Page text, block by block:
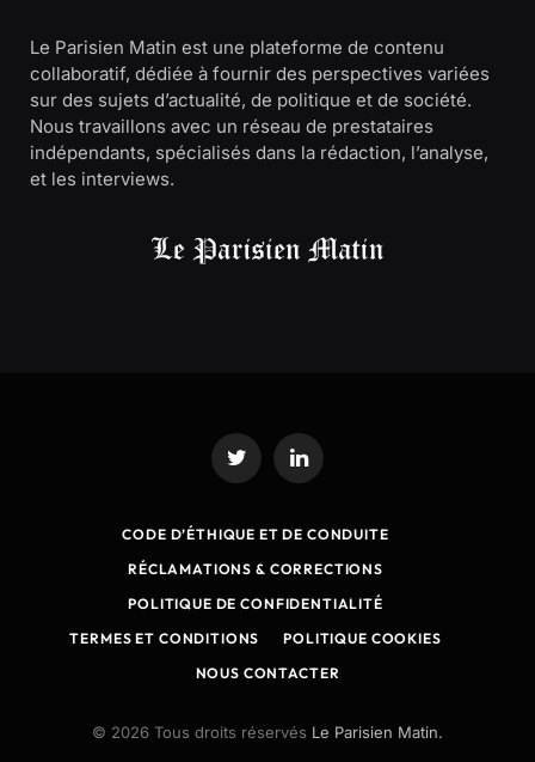
Le Parisien Matin est une plateforme de contenu
collaboratif, dédiée à fournir des perspectives variées
sur des sujets d’actualité, de politique et de société.
Nous travaillons avec un réseau de prestataires
indépendants, spécialisés dans la rédaction, l’analyse,
et les interviews.
Twitter LinkedIn
CODE D’ÉTHIQUE ET DE CONDUITE
RÉCLAMATIONS & CORRECTIONS
POLITIQUE DE CONFIDENTIALITÉ
TERMES ET CONDITIONS
POLITIQUE COOKIES
NOUS CONTACTER
© 2026 Tous droits réservés Le Parisien Matin.